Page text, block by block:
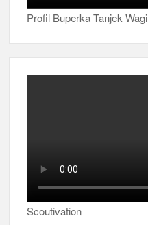
Profil Buperka Tanjek
Scoutivation